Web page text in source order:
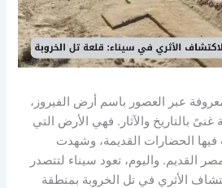
عبر العصور باسم أرض الفيروز،
بالتاريخ والآثار. فهي الأرض التي
فيها الحضارات القديمة، وشهدت
واليوم، تعود سيناء لتتصدر
الأثري في تل الخروبة بمنطقة